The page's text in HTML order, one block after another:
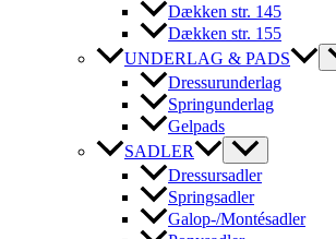
Dækken str. 145
Dækken str. 155
UNDERLAG & PADS
Dressurunderlag
Springunderlag
Gelpads
SADLER
Dressursadler
Springsadler
Galop-/Montésadler